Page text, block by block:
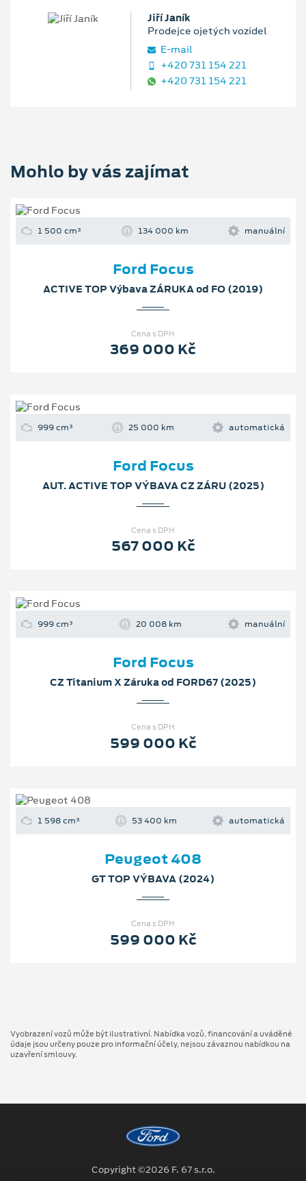
Jiří Janík
Prodejce ojetých vozidel
E‑mail
+420 731 154 221
+420 731 154 221
Mohlo by vás zajímat
1 500 cm³ 134 000 km manuální
Ford Focus
ACTIVE TOP Výbava ZÁRUKA od FO (2019)
Cena s DPH
369 000 Kč
999 cm³ 25 000 km automatická
Ford Focus
AUT. ACTIVE TOP VÝBAVA CZ ZÁRU (2025)
Cena s DPH
567 000 Kč
999 cm³ 20 008 km manuální
Ford Focus
CZ Titanium X Záruka od FORD67 (2025)
Cena s DPH
599 000 Kč
1 598 cm³ 53 400 km automatická
Peugeot 408
GT TOP VÝBAVA (2024)
Cena s DPH
599 000 Kč
Vyobrazení vozů může být ilustrativní. Nabídka vozů, financování a uváděné
údaje jsou určeny pouze pro informační účely, nejsou závaznou nabídkou na
uzavření smlouvy.
Copyright ©2026 F. 67 s.r.o.